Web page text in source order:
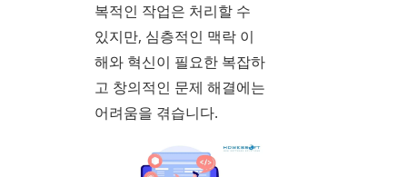
복적인 작업은 처리할 수
있지만, 심층적인 맥락 이
해와 혁신이 필요한 복잡하
고 창의적인 문제 해결에는
어려움을 겪습니다.